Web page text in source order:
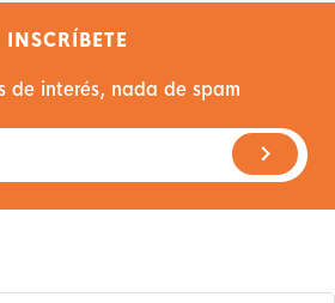
INSCRÍBETE
de interés, nada de spam